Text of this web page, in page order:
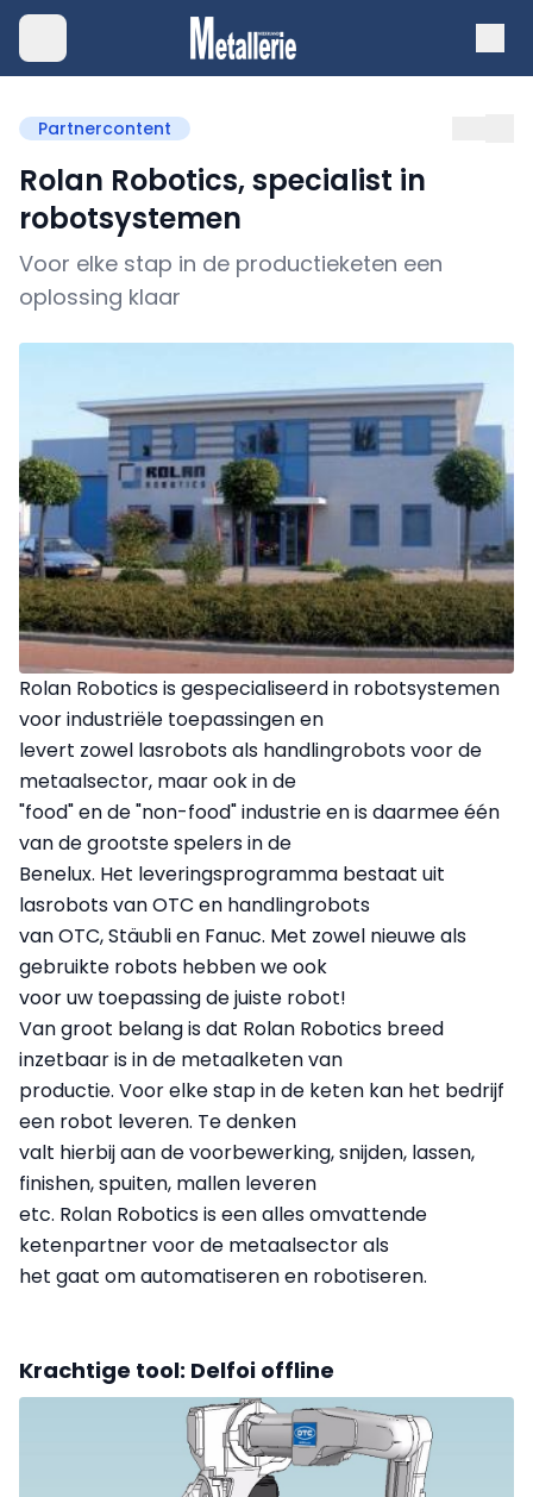
Partnercontent
Rolan Robotics, specialist in
robotsystemen
Voor elke stap in de productieketen een
oplossing klaar
Rolan Robotics is gespecialiseerd in robotsystemen
voor industriële toepassingen en
levert zowel lasrobots als handlingrobots voor de
metaalsector, maar ook in de
"food" en de "non-food" industrie en is daarmee één
van de grootste spelers in de
Benelux. Het leveringsprogramma bestaat uit
lasrobots van OTC en handlingrobots
van OTC, Stäubli en Fanuc. Met zowel nieuwe als
gebruikte robots hebben we ook
voor uw toepassing de juiste robot!
Van groot belang is dat Rolan Robotics breed
inzetbaar is in de metaalketen van
productie. Voor elke stap in de keten kan het bedrijf
een robot leveren. Te denken
valt hierbij aan de voorbewerking, snijden, lassen,
finishen, spuiten, mallen leveren
etc. Rolan Robotics is een alles omvattende
ketenpartner voor de metaalsector als
het gaat om automatiseren en robotiseren.
Krachtige tool: Delfoi offline